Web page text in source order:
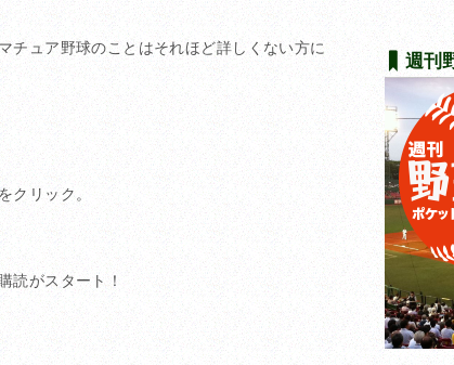
チュア野球のことはそれほど詳しくない方に
をクリック。
読がスタート！
週刊